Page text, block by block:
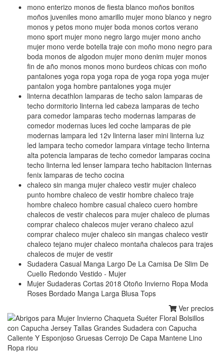
mono enterizo monos de fiesta blanco moños bonitos
moños juveniles mono amarillo mujer mono blanco y negro
monos y petos mono mujer boda monos cortos verano
mono sport mujer mono negro largo mujer mono ancho
mujer mono verde botella traje con moño mono negro para
boda monos de algodon mujer mono denim mujer monos
fin de año monos monos mono burdeos chicas con moño
pantalones yoga ropa yoga ropa de yoga ropa yoga mujer
pantalon yoga hombre pantalones yoga mujer
linterna decathlon lamparas de techo salon lamparas de
techo dormitorio linterna led cabeza lamparas de techo
para comedor lamparas techo modernas lamparas de
comedor modernas luces led coche lamparas de pie
modernas lampara led 12v linterna laser mini linterna luz
led lampara techo comedor lampara vintage techo linterna
alta potencia lamparas de techo comedor lamparas cocina
techo linterna led lenser lampara techo habitacion linternas
fenix lamparas de techo cocina
chaleco sin manga mujer chaleco vestir mujer chaleco
punto hombre chaleco de vestir hombre chaleco traje
hombre chaleco hombre casual chaleco cuero hombre
chalecos de vestir chalecos para mujer chaleco de plumas
comprar chaleco chalecos mujer verano chaleco azul
comprar chaleco mujer chaleco sin mangas chaleco vestir
chaleco tejano mujer chaleco montaña chalecos para trajes
chalecos de mujer de vestir
Sudadera Casual Manga Largo De La Camisa De Slim De
Cuello Redondo Vestido - Mujer
Mujer Sudaderas Cortas 2018 Otoño Invierno Ropa Moda
Roses Bordado Manga Larga Blusa Tops
Ver precios